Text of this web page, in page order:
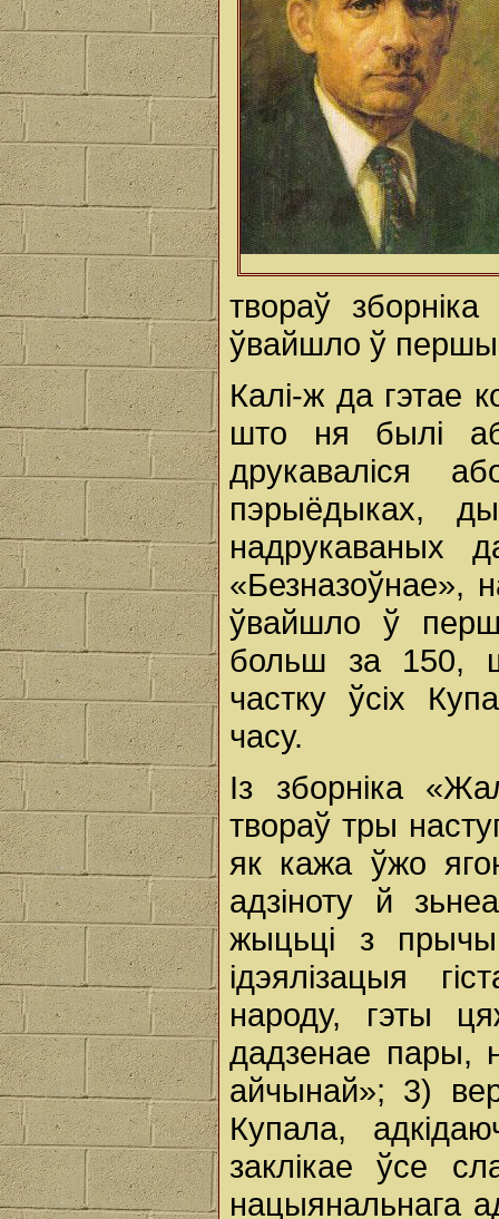
твораў
ўвайшло ў першы
Калі-ж да гэтае
што ня былі
друкаваліся
пэрыёдыках,
надрукаваных
«Безназоўнае»,
ўвайшло ў
больш за 150,
частку ўсіх
часу.
Із зборніка
твораў тры
як кажа ўжо
адзіноту й
жыцьці з
ідэялізацыя
народу, гэты
дадзенае пары,
айчынай»; 3)
Купала,
заклікае ўсе
нацыянальнага